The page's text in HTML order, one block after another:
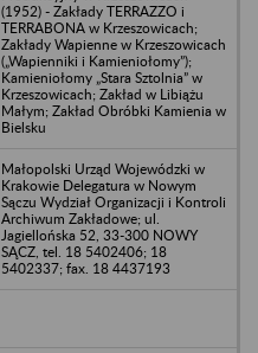
(1952) - Zakłady TERRAZZO i
TERRABONA w Krzeszowicach;
Zakłady Wapienne w Krzeszowicach
(„Wapienniki i Kamieniołomy”);
Kamieniołomy „Stara Sztolnia” w
Krzeszowicach; Zakład w Libiążu
Małym; Zakład Obróbki Kamienia w
Bielsku
Małopolski Urząd Wojewódzki w
Krakowie Delegatura w Nowym
Sączu Wydział Organizacji i Kontroli
Archiwum Zakładowe; ul.
Jagiellońska 52, 33-300 NOWY
SĄCZ, tel. 18 5402406; 18
5402337; fax. 18 4437193